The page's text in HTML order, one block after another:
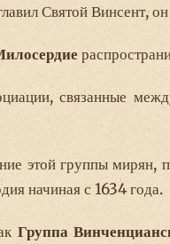
Святой Винсент,
связанные
этой группы
начиная с 1634 года.
Группа